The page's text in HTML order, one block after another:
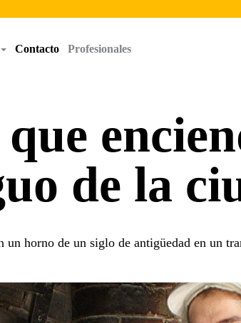
Contacto Profesionales
de la
horno de un siglo de antigüedad en un